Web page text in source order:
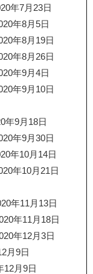
年7月23日
年8月5日
年8月19日
年8月26日
年9月4日
年9月10日
年9月18日
年9月30日
年10月14日
年10月21日
年11月13日
年11月18日
年12月3日
月9日
12月9日